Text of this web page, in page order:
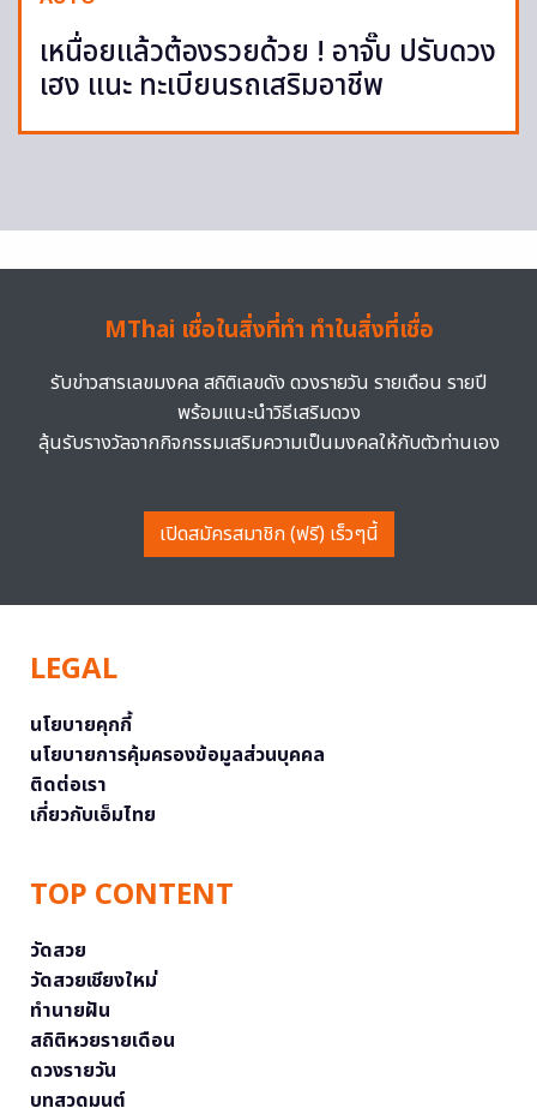
เหนื่อยแล้วต้องรวยด้วย ! อาจั๊บ ปรับดวง
เฮง แนะ ทะเบียนรถเสริมอาชีพ
MThai เชื่อในสิ่งที่ทำ ทำในสิ่งที่เชื่อ
รับข่าวสารเลขมงคล สถิติเลขดัง ดวงรายวัน รายเดือน รายปี
พร้อมแนะนำวิธีเสริมดวง
ลุ้นรับรางวัลจากกิจกรรมเสริมความเป็นมงคลให้กับตัวท่านเอง
เปิดสมัครสมาชิก (ฟรี) เร็วๆนี้
LEGAL
นโยบายคุกกี้
นโยบายการคุ้มครองข้อมูลส่วนบุคคล
ติดต่อเรา
เกี่ยวกับเอ็มไทย
TOP CONTENT
วัดสวย
วัดสวยเชียงใหม่
ทำนายฝัน
สถิติหวยรายเดือน
ดวงรายวัน
บทสวดมนต์